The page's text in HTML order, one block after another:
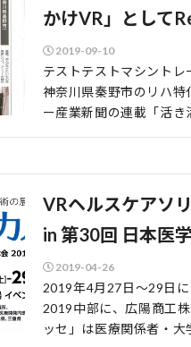
かけVR」として
2019-09-10
テストテストマシント
神奈川県秦野市のリハ
ー産業新聞の連載「活
VRヘルスケアソ
in 第30回 日本医
2019-04-26
2019年4月27日〜29日
2019中部に、広陽商工
ッセ」は医療関係者・